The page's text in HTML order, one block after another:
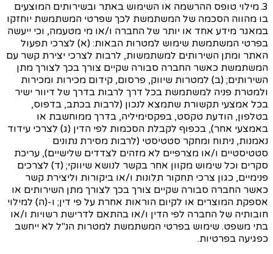
3. מילוי טופס ההרשמה או השימוש באתר ובשירותים המוצעים
בו מהווה הסכמה של המשתמשת לכך שפרטי המשתמשת יוחזקו
במאגר מידע אחד או יותר של החברה ו/או מי מטעמה, וכי ייעשה
בפרטי המשתמשת שימוש למטרות הבאות: (א) לצרכי תפעול
האתר ומתן השירותים למשתמשות, לרבות לצרכי יצירת קשר עם
המשתמשת כאשר החברה סבורה שקיים צורך בכך לצורך מתן
השירותים; (ב) למטרות שיווק, פרסום, קידום מכירות ומכירות
ולמטרת פניה למשתמשת בכל דרך לרבות בדרך של דיוור ישיר
בכל אמצעי תקשורת שתמצא לנכון (לרבות בכתב, בדפוס,
בטלפון, הודעת טקסט, בפקסימיליה, בדרך ממוחשבת או
באמצעי אחר), בכפוף לקבלת הסכמות לפי הדין (ג) לצרכי עידוד
נאמנות, ניתוח ומחקר סטטיסטי (לרבות מסירת נתונים
סטטיסטיים ו/או מצרפיים לא מזהים לצדדים שלישיים), עריכת
סקרים וכל שימוש מקוון אחר בקשר לנושא שיווקי; (ד) לצרכים
פנימיים, כגון צרכי תחקור תלונות ו/או ביקורות וליצירת קשר
כאשר החברה סבורה שקיים צורך בכך לצורך מתן השירותים או
אספקת המוצרים או לקיום הוראות אחרת על פי דין; ו-(ה) למילוי
חובותיה של החברה לפי הדין ו/או בהתאם לדרישת רשויות ו/או
בתי משפט. שימוש בפרטי המשתמשת למטרות הנ"ל לא ייחשב
כפגיעה בפרטיות.